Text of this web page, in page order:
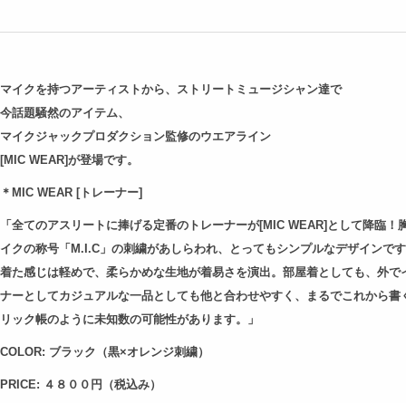
マイクを持つアーティストから、ストリートミュージシャン達で
今話題騒然のアイテム、
マイクジャックプロダクション監修のウエアライン
[MIC WEAR]が登場です。
＊MIC WEAR [トレーナー]
「全てのアスリートに捧げる定番のトレーナーが[MIC WEAR]として降臨！
イクの称号「M.I.C」の刺繍があしらわれ、とってもシンプルなデザインで
着た感じは軽めで、柔らかめな生地が着易さを演出。部屋着としても、外で
ナーとしてカジュアルな一品としても他と合わせやすく、まるでこれから書
リック帳のように未知数の可能性があります。」
COLOR: ブラック（黒×オレンジ刺繍）
PRICE: ４８００円（税込み）